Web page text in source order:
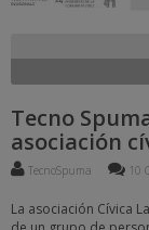
Tecno
asociación
TecnoSpuma 10
La asociación Cívica